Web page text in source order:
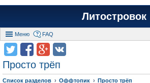
Литостровок
Меню FAQ
Просто трёп
Список разделов Оффтопик Просто трёп